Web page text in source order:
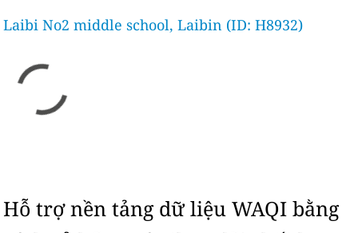
Laibi No2 middle school, Laibin (ID: H8932)
Hỗ trợ nền tảng dữ liệu WAQI bằng